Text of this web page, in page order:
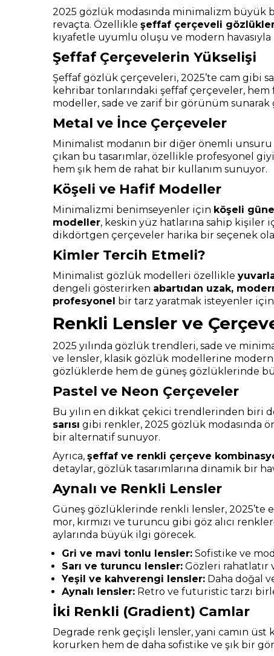
2025 gözlük modasında minimalizm büyük
revaçta. Özellikle şeffaf çerçeveli
kıyafetle uyumlu oluşu ve modern
Şeffaf Çerçevelerin Yükselişi
Şeffaf gözlük çerçeveleri, 2025’te cam gibi
kehribar tonlarındaki şeffaf çerçeveler,
modeller, sade ve zarif bir görünüm
Metal ve İnce Çerçeveler
Minimalist modanın bir diğer önemli
çıkan bu tasarımlar, özellikle profesyonel
hem şık hem de rahat bir kullanım sunuyor.
Köşeli ve Hafif Modeller
Minimalizmi benimseyenler için köşeli
modeller, keskin yüz hatlarına sahip kişiler
dikdörtgen çerçeveler harika bir seçenek
Kimler Tercih Etmeli?
Minimalist gözlük modelleri özellikle
dengeli gösterirken abartıdan uzak,
profesyonel bir tarz yaratmak isteyenler
Renkli Lensler ve
2025 yılında gözlük trendleri, sade ve
ve lensler, klasik gözlük modellerine
gözlüklerde hem de güneş gözlüklerinde
Pastel ve Neon Çerçeveler
Bu yılın en dikkat çekici trendlerinden biri
sarısı gibi renkler, 2025 gözlük modasında
bir alternatif sunuyor.
Ayrıca, şeffaf ve renkli çerçeve
detaylar, gözlük tasarımlarına dinamik bir
Aynalı ve Renkli Lensler
Güneş gözlüklerinde renkli lensler, 2025’te
mor, kırmızı ve turuncu gibi göz alıcı
aylarında büyük ilgi görecek.
Gri ve mavi tonlu lensler: Sofistike ve
Sarı ve turuncu lensler: Gözleri rahatlatır
Yeşil ve kahverengi lensler: Daha doğal
Aynalı lensler: Retro ve futuristic tarzı
İki Renkli (Gradient) Camlar
Degrade renk geçişli lensler, yani camın üst
korurken hem de daha sofistike ve şık bir